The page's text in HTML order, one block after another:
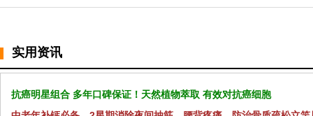
实用资讯
抗癌明星组合 多年口碑保证！天然植物萃取 有效对抗癌细胞